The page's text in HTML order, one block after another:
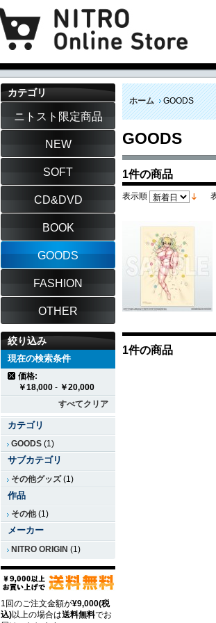
ホーム GOODS
GOODS
1件の商品
表示順
1件の商品
カテゴリ
ニトスト限定商品
NEW
SOFT
CD&DVD
BOOK
GOODS
FASHION
OTHER
絞り込み
現在の検索条件
価格:
￥18,000 - ￥20,000
すべてクリア
カテゴリ
GOODS (1)
サブカテゴリ
その他グッズ(1)
作品
その他(1)
メーカー
NITRO ORIGIN (1)
1回のご注文金額が¥9,000(税
込)以上の場合は送料無料でお